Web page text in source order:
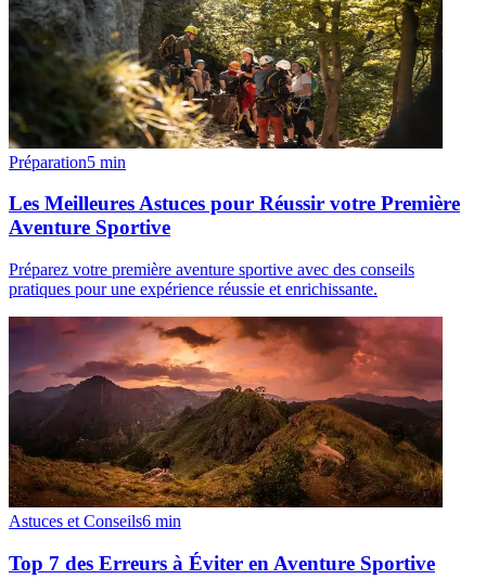
Préparation5 min
Les Meilleures Astuces pour Réussir votre Première
Aventure Sportive
Préparez votre première aventure sportive avec des conseils
pratiques pour une expérience réussie et enrichissante.
Astuces et Conseils6 min
Top 7 des Erreurs à Éviter en Aventure Sportive